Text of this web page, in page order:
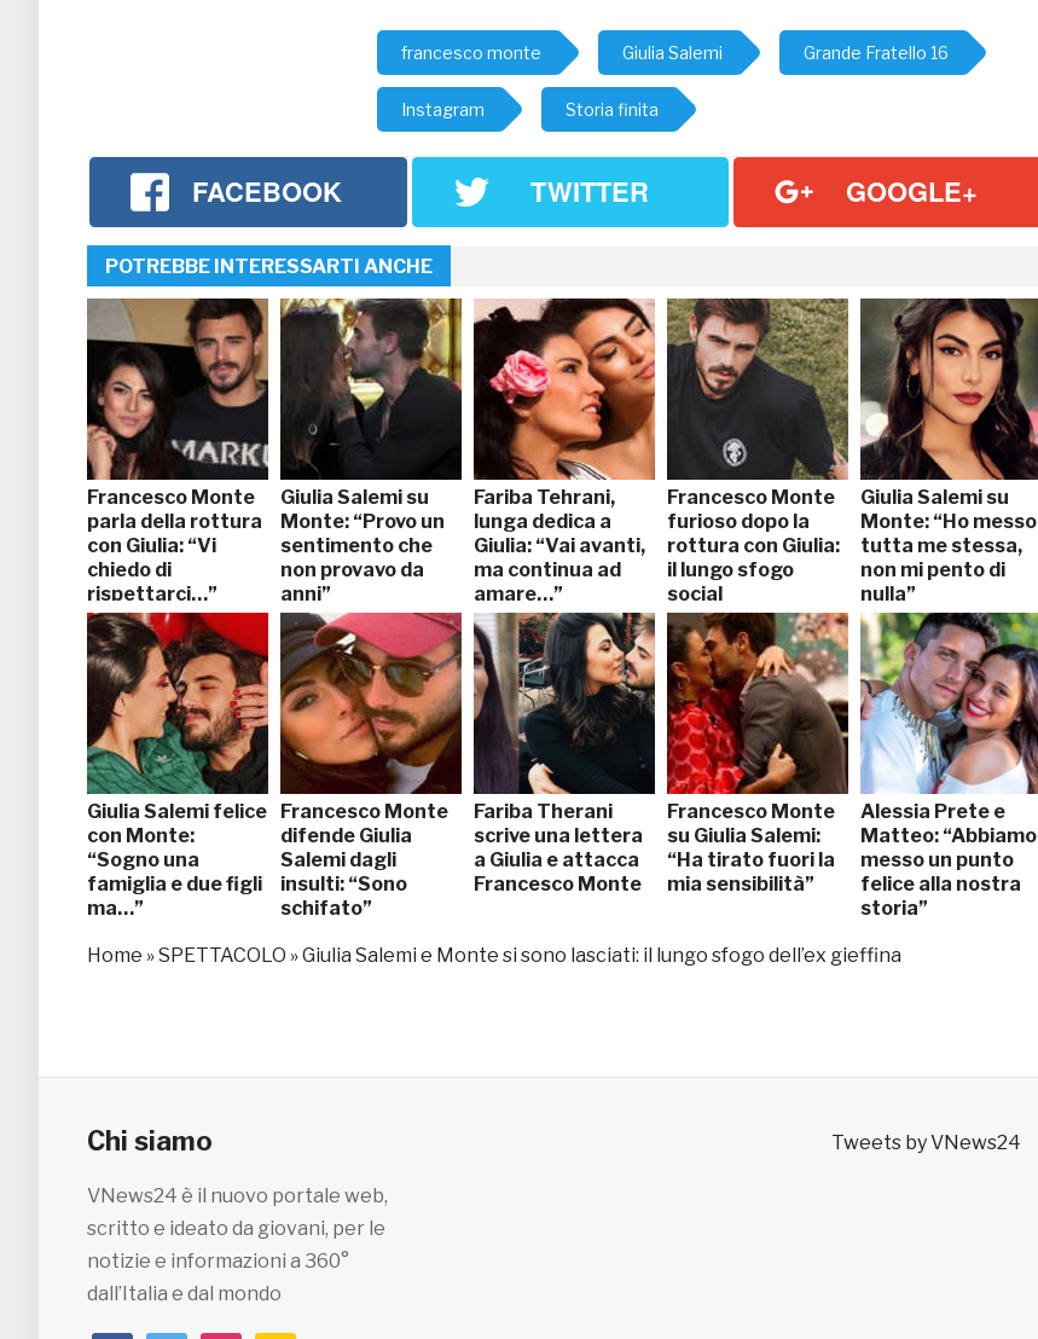
francesco monte Giulia Salemi Grande Fratello 16
Instagram Storia finita
FACEBOOK TWITTER GOOGLE+
POTREBBE INTERESSARTI ANCHE
Francesco Monte
parla della rottura
con Giulia: “Vi
chiedo di
rispettarci…”
Giulia Salemi su
Monte: “Provo un
sentimento che
non provavo da
anni”
Fariba Tehrani,
lunga dedica a
Giulia: “Vai avanti,
ma continua ad
amare…”
Francesco Monte
furioso dopo la
rottura con Giulia:
il lungo sfogo
social
Giulia Salemi su
Monte: “Ho messo
tutta me stessa,
non mi pento di
nulla”
Giulia Salemi felice
con Monte:
“Sogno una
famiglia e due figli
ma…”
Francesco Monte
difende Giulia
Salemi dagli
insulti: “Sono
schifato”
Fariba Therani
scrive una lettera
a Giulia e attacca
Francesco Monte
Francesco Monte
su Giulia Salemi:
“Ha tirato fuori la
mia sensibilità”
Alessia Prete e
Matteo: “Abbiamo
messo un punto
felice alla nostra
storia”
Home »SPETTACOLO »Giulia Salemi e Monte si sono lasciati: il lungo sfogo dell’ex gieffina
Chi siamo
VNews24 è il nuovo portale web,
scritto e ideato da giovani, per le
notizie e informazioni a 360°
dall’Italia e dal mondo
Tweets by VNews24